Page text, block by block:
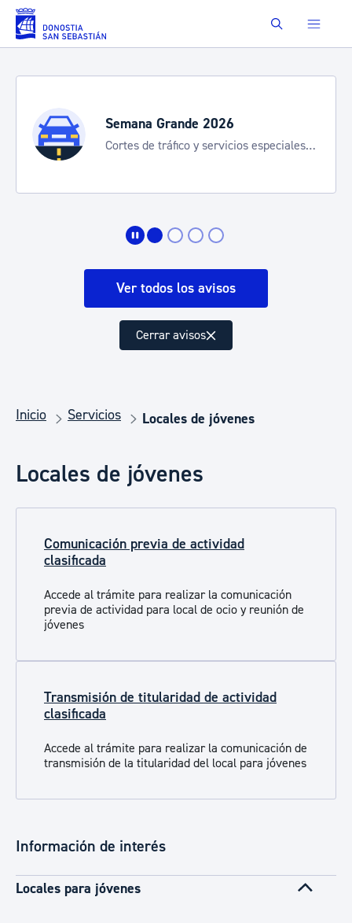
Saltar al contenido principal Buscar
Semana Grande 2026
Cortes de tráfico y servicios especiales
Ver todos los avisos
Cerrar avisos
Inicio Servicios Locales de jóvenes
Locales de jóvenes
Comunicación previa de actividad
clasificada
Accede al trámite para realizar la comunicación
previa de actividad para local de ocio y reunión de
jóvenes
Transmisión de titularidad de actividad
clasificada
Accede al trámite para realizar la comunicación de
transmisión de la titularidad del local para jóvenes
Información de interés
Locales para jóvenes